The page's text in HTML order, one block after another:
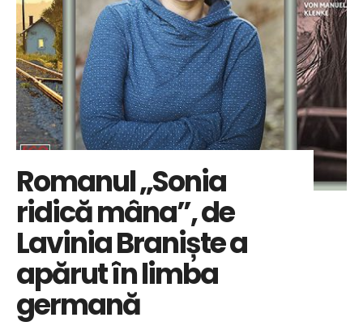
Romanul „Sonia
ridică mâna”, de
Lavinia Braniște a
apărut în limba
germană